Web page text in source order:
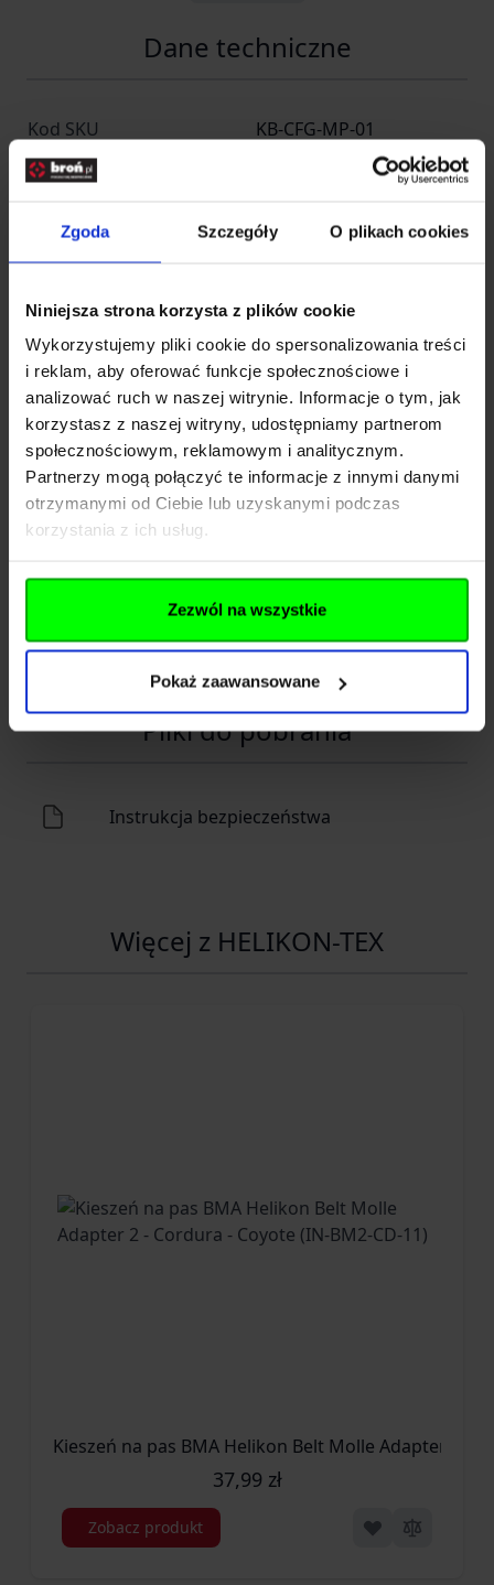
Zgoda Szczegóły O plikach cookies
Niniejsza strona korzysta z plików cookie
Wykorzystujemy pliki cookie do spersonalizowania treści
i reklam, aby oferować funkcje społecznościowe i
analizować ruch w naszej witrynie. Informacje o tym, jak
korzystasz z naszej witryny, udostępniamy partnerom
społecznościowym, reklamowym i analitycznym.
Partnerzy mogą połączyć te informacje z innymi danymi
otrzymanymi od Ciebie lub uzyskanymi podczas
korzystania z ich usług.
Zezwól na wszystkie
Pokaż zaawansowane
Dane techniczne
Kod SKU
KB-CFG-MP-01
EAN
5902944119501
Producent
HELIKON-TEX
Nazwa
Entire M Wrocław -
Helikon Polska
Kraj
Polska
Adres
Radomska 34
Kod pocztowy
Miasto
Wrocław
info@entirem.com
Pliki do pobrania
Instrukcja bezpieczeństwa
Więcej z HELIKON-TEX
Kieszeń na pas BMA Helikon Belt Molle Adapter 2 -
37,99 zł
Zobacz produkt